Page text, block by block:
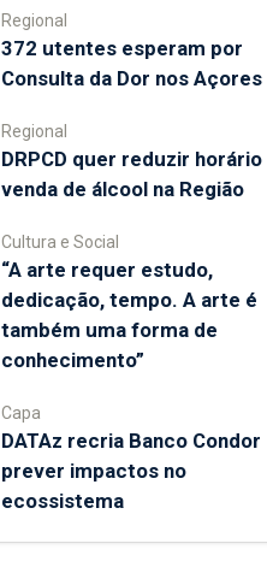
Regional
372 utentes esperam por
Consulta da Dor nos Açores
Regional
DRPCD quer reduzir horário
venda de álcool na Região
Cultura e Social
“A arte requer estudo,
dedicação, tempo. A arte é
também uma forma de
conhecimento”
Capa
DATAz recria Banco Condor
prever impactos no
ecossistema